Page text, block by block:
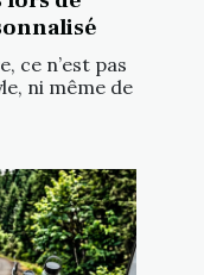
ce n’est pas
ni même de